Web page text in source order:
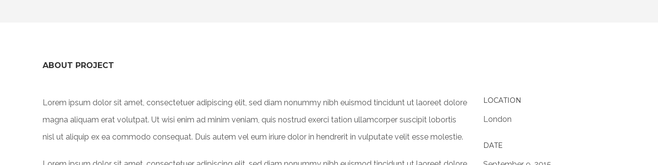
ABOUT PROJECT
Lorem ipsum dolor sit amet, consectetuer adipiscing elit, sed diam nonummy nibh euismod tincidunt ut laoreet dolore
magna aliquam erat volutpat. Ut wisi enim ad minim veniam, quis nostrud exerci tation ullamcorper suscipit lobortis
nisl ut aliquip ex ea commodo consequat. Duis autem vel eum iriure dolor in hendrerit in vulputate velit esse molestie.
LOCATION
London
DATE